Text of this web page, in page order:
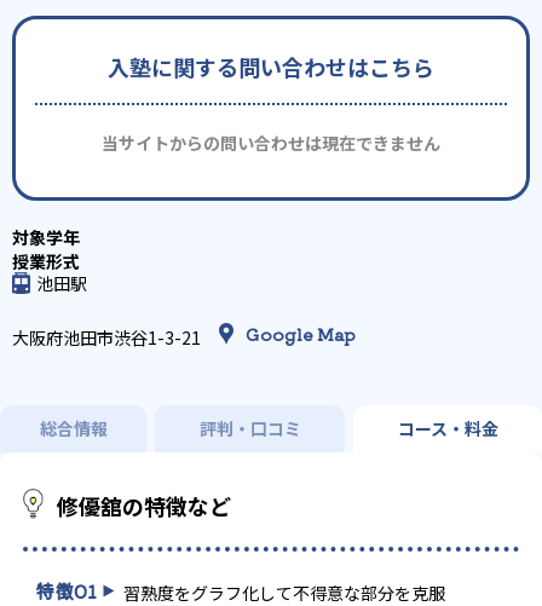
入塾に関する問い合わせはこちら
当サイトからの問い合わせは現在できません
池田駅
大阪府池田市渋谷1-3-21 Google Map
総合情報 評判・口コミ コース・料金
修優舘の特徴など
特徴01 習熟度をグラフ化して不得意な部分を克服